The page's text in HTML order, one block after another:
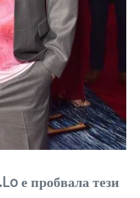
е пробвала тези